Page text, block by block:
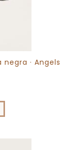
· Angels